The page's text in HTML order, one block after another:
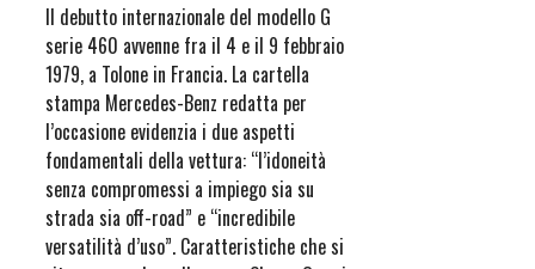
Il debutto internazionale del modello G
serie 460 avvenne fra il 4 e il 9 febbraio
1979, a Tolone in Francia. La cartella
stampa Mercedes-Benz redatta per
l’occasione evidenzia i due aspetti
fondamentali della vettura: “l’idoneità
senza compromessi a impiego sia su
strada sia off-road” e “incredibile
versatilità d’uso”. Caratteristiche che si